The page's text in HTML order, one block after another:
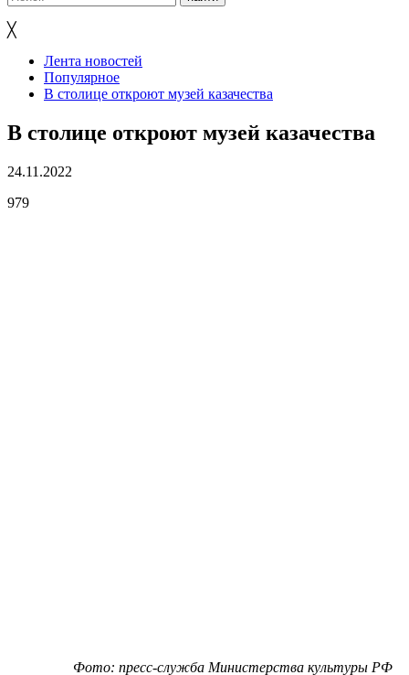
╳
Лента новостей
Популярное
В столице откроют музей казачества
В столице откроют музей казачества
24.11.2022
979
Фото: пресс-служба Министерства культуры РФ